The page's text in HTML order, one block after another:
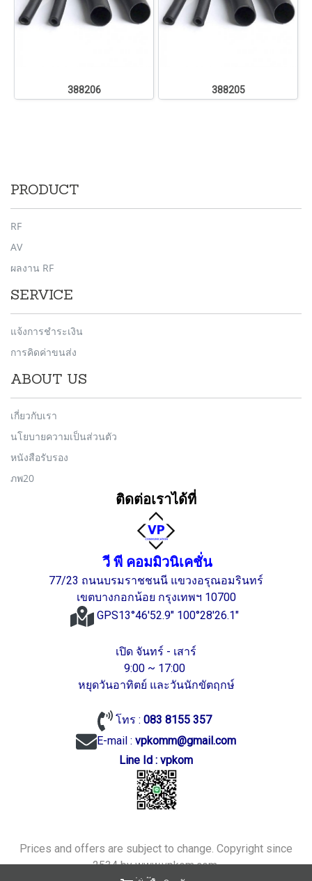
388206 388205
PRODUCT
RF
AV
ผลงาน RF
SERVICE
แจ้งการชำระเงิน
การคิดค่าขนส่ง
ABOUT US
เกี่ยวกับเรา
นโยบายความเป็นส่วนตัว
หนังสือรับรอง
ภพ20
ติดต่อเราได้ที่
วี พี คอมมิวนิเคชั่น
77/23 ถนนบรมราชชนนี แขวงอรุณอมรินทร์
เขตบางกอกน้อย กรุงเทพฯ 10700
GPS13°46'52.9" 100°28'26.1"
เปิด จันทร์ - เสาร์
9:00 ~ 17:00
หยุดวันอาทิตย์ และวันนักขัตฤกษ์
โทร :083 8155 357
E-mail : vpkomm@gmail.com
Line Id : vpkom
Prices and offers are subject to change. Copyright since
2534 by www.vpkom.com